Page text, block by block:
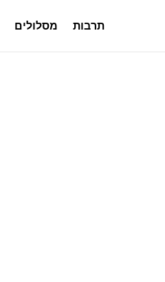
תרבות מסלולים